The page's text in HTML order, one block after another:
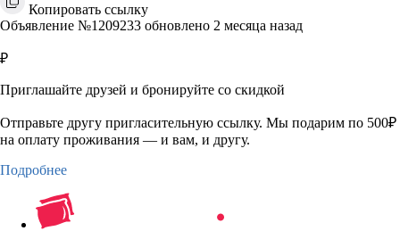
Копировать ссылку
Объявление №1209233 обновлено 2 месяца назад
₽
Приглашайте друзей и бронируйте со скидкой
Отправьте другу пригласительную ссылку. Мы подарим по 500₽
на оплату проживания — и вам, и другу.
Подробнее